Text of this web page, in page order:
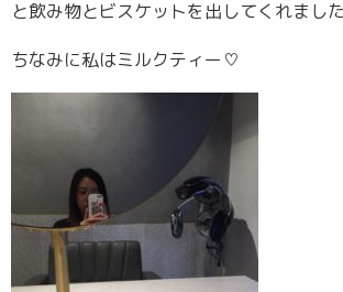
と飲み物とビスケットを出してくれまし
ちなみに私はミルクティー♡